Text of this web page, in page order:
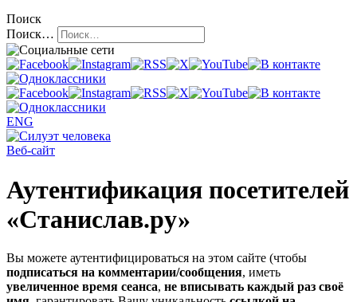
Поиск
Поиск…
ENG
Веб-сайт
Аутентификация посетителей
«Станислав.ру»
Вы можете аутентифицироваться на этом сайте (чтобы
подписаться на комментарии/сообщения, иметь
увеличенное время сеанса, не вписывать каждый раз своё